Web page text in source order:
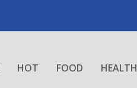
HOT FOOD HEALTH